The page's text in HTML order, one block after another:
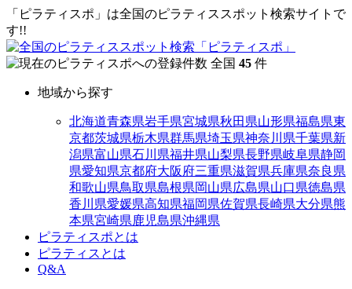
「ピラティスポ」は全国のピラティススポット検索サイトで
す!!
全国 45 件
地域から探す
北海道青森県岩手県宮城県秋田県山形県福島県東
京都茨城県栃木県群馬県埼玉県神奈川県千葉県新
潟県富山県石川県福井県山梨県長野県岐阜県静岡
県愛知県京都府大阪府三重県滋賀県兵庫県奈良県
和歌山県鳥取県島根県岡山県広島県山口県徳島県
香川県愛媛県高知県福岡県佐賀県長崎県大分県熊
本県宮崎県鹿児島県沖縄県
ピラティスポとは
ピラティスとは
Q&A